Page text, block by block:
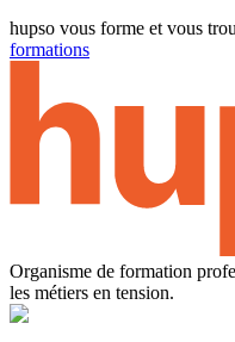
hupso vous forme et vous
formations
Organisme de formation
les métiers en tension.